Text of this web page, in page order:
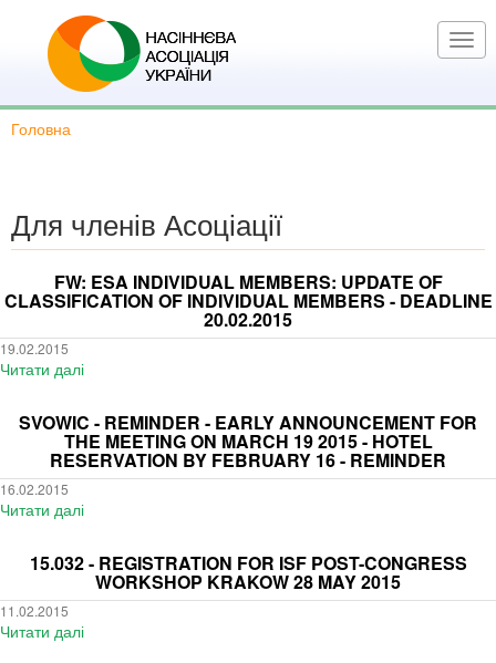
основного
Головна
Для членів Асоціації
FW: ESA INDIVIDUAL MEMBERS: UPDATE OF
CLASSIFICATION OF INDIVIDUAL MEMBERS - DEADLINE
20.02.2015
19.02.2015
Читати далі
ESA
Individual
members:
UPDATE
INDIVIDUAL
MEMBERS
SVOWIC - REMINDER - EARLY ANNOUNCEMENT FOR
THE MEETING ON MARCH 19 2015 - HOTEL
RESERVATION BY FEBRUARY 16 - REMINDER
16.02.2015
Читати далі
REMINDER
-
15.032 - REGISTRATION FOR ISF POST-CONGRESS
WORKSHOP KRAKOW 28 MAY 2015
11.02.2015
Читати далі